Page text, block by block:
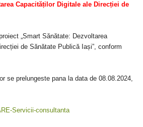
Capacităților Digitale ale Direcției de
„Smart Sănătate: Dezvoltarea
de Sănătate Publică Iași”, conform
se prelungeste pana la data de 08.08.2024,
Servicii-consultanta